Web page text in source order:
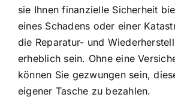
sie Ihnen finanzielle Sicherheit
eines Schadens oder einer
die Reparatur- und
erheblich sein. Ohne eine
können Sie gezwungen sein,
eigener Tasche zu bezahlen.